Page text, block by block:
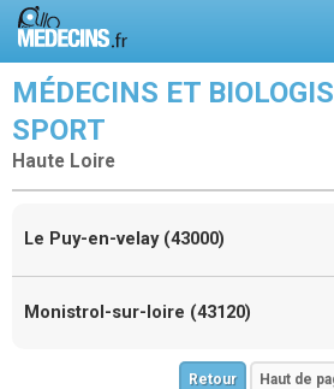
MÉDECINS ET
SPORT
Haute Loire
Le Puy-en-velay (43000)
Monistrol-sur-loire (43120)
Retour Haut de